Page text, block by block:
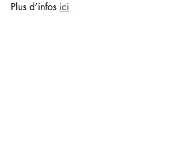
Plus d’infos ici